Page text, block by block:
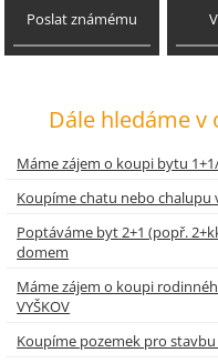
Poslat známému
Dále hledáme v
Máme zájem o koupi bytu
Koupíme chatu nebo
Poptáváme byt 2+1 (popř.
domem
Máme zájem o koupi
VYŠKOV
Koupíme pozemek pro stavbu